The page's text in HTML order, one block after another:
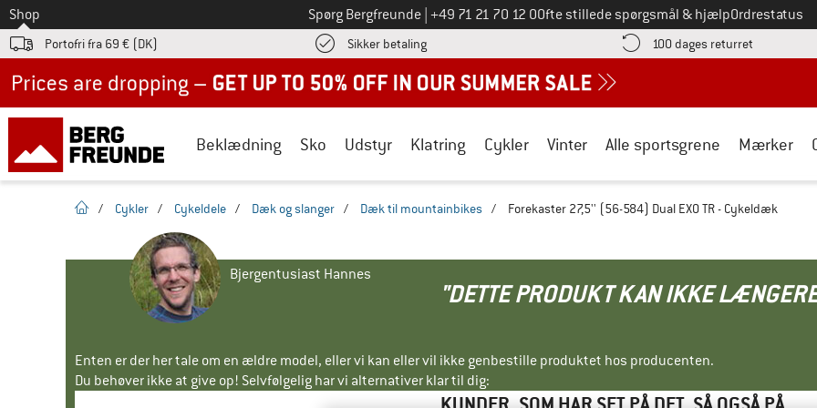
Til
Shop Spørg Bergfreunde Ring til os på
+49 71 21 70 12 0Ofte stillede spørgsmål & hjælpOrdrestatus
Portofri fra 69 € (DK) Sikker betalingFind betalingsoplysningerne her! Åbnes i en infoboks
100 dages returret Gå til
Beklædning Sko Udstyr Klatring Cykler Vinter Alle sportsgrene Mærker
Hjemmeside
/ Cykler / Cykeldele / Dæk og slanger / Dæk til mountainbikes / Forekaster 27,5'' (56-584) Dual EXO TR - Cykeldæk
Bjergentusiast Hannes
"DETTE PRODUKT KAN IKKE
Enten er der her tale om en ældre model, eller vi kan eller vil ikke genbestille produktet hos producenten.
Du behøver ikke at give op! Selvfølgelig har vi alternativer klar til dig: